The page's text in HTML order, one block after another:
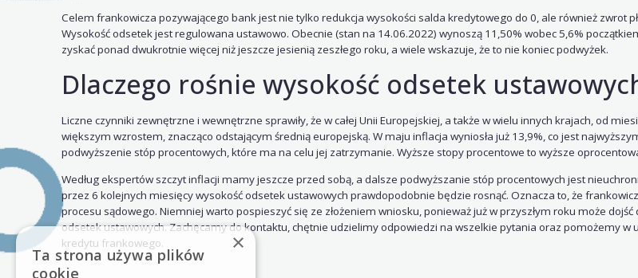
Celem frankowicza pozywającego bank jest nie tylko redukcja wysokości salda kredytowego do 0, ale również zwrot
Wysokość odsetek jest regulowana ustawowo. Obecnie (stan na 14.06.2022) wynoszą 11,50% wobec 5,6%
zyskać ponad dwukrotnie więcej niż jeszcze jesienią zeszłego roku, a wiele wskazuje, że to nie koniec podwyżek.
Dlaczego rośnie wysokość odsetek
Liczne czynniki zewnętrzne i wewnętrzne sprawiły, że w całej Unii Europejskiej, a także w wielu innych krajach, od
większym wzrostem, znacząco odstającym średnią europejską. W maju inflacja wyniosła już 13,9%, co jest
podwyższenie stóp procentowych, które ma na celu jej zatrzymanie. Wyższe stopy procentowe to wyższe
Według ekspertów szczyt inflacji mamy jeszcze przed sobą, a dalsze podwyższanie stóp procentowych jest
przez 6 kolejnych miesięcy wysokość odsetek ustawowych prawdopodobnie będzie rosnąć. Oznacza to, że
procesu sądowego. Niemniej warto pospieszyć się ze złożeniem wniosku, ponieważ już w przyszłym roku może
odsetek ustawowych. Zachęcamy do kontaktu, chętnie udzielimy odpowiedzi na wszelkie pytania oraz pomożemy
kredytu frankowego.
×
Ta strona używa plików
cookie